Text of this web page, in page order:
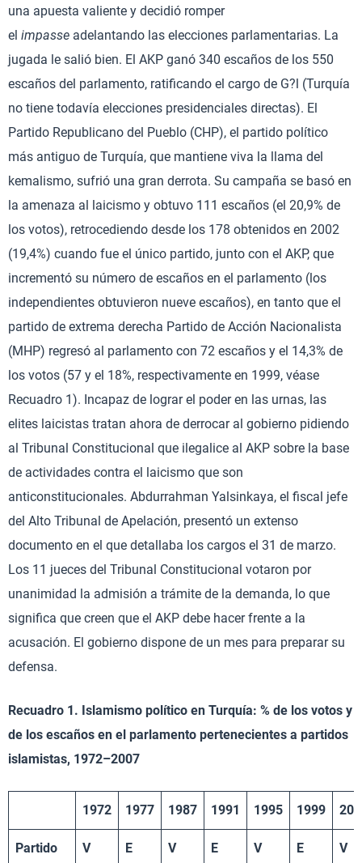
una apuesta valiente y decidió romper
el impasse adelantando las elecciones parlamentarias. La
jugada le salió bien. El AKP ganó 340 escaños de los 550
escaños del parlamento, ratificando el cargo de G?l (Turquía
no tiene todavía elecciones presidenciales directas). El
Partido Republicano del Pueblo (CHP), el partido político
más antiguo de Turquía, que mantiene viva la llama del
kemalismo, sufrió una gran derrota. Su campaña se basó en
la amenaza al laicismo y obtuvo 111 escaños (el 20,9% de
los votos), retrocediendo desde los 178 obtenidos en 2002
(19,4%) cuando fue el único partido, junto con el AKP, que
incrementó su número de escaños en el parlamento (los
independientes obtuvieron nueve escaños), en tanto que el
partido de extrema derecha Partido de Acción Nacionalista
(MHP) regresó al parlamento con 72 escaños y el 14,3% de
los votos (57 y el 18%, respectivamente en 1999, véase
Recuadro 1). Incapaz de lograr el poder en las urnas, las
elites laicistas tratan ahora de derrocar al gobierno pidiendo
al Tribunal Constitucional que ilegalice al AKP sobre la base
de actividades contra el laicismo que son
anticonstitucionales. Abdurrahman Yalsinkaya, el fiscal jefe
del Alto Tribunal de Apelación, presentó un extenso
documento en el que detallaba los cargos el 31 de marzo.
Los 11 jueces del Tribunal Constitucional votaron por
unanimidad la admisión a trámite de la demanda, lo que
significa que creen que el AKP debe hacer frente a la
acusación. El gobierno dispone de un mes para preparar su
defensa.
Recuadro 1. Islamismo político en Turquía: % de los votos y
de los escaños en el parlamento pertenecientes a partidos
islamistas, 1972–2007
1972 1977 1987 1991 1995 1999
Partido V E V E V E V